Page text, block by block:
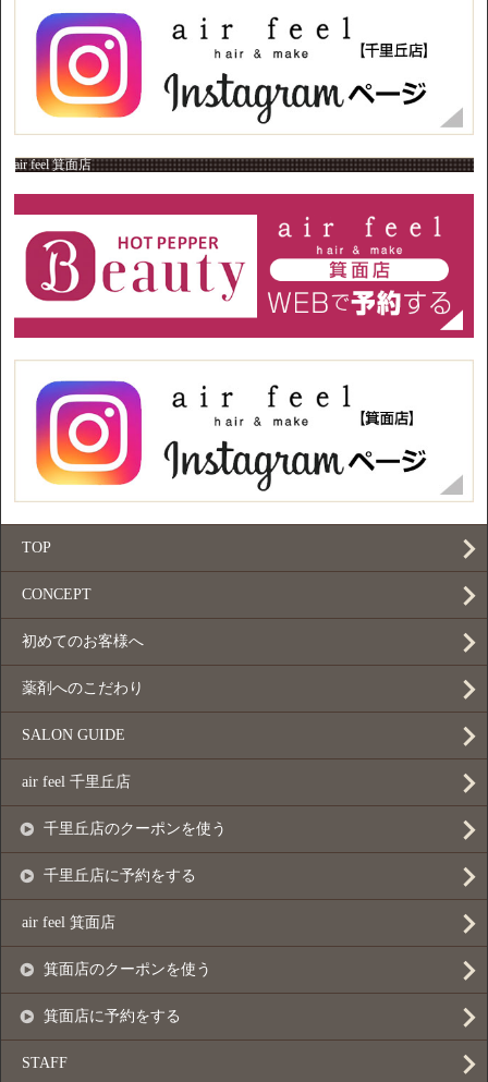
air feel 箕面店
TOP
CONCEPT
初めてのお客様へ
薬剤へのこだわり
SALON GUIDE
air feel 千里丘店
千里丘店のクーポンを使う
千里丘店に予約をする
air feel 箕面店
箕面店のクーポンを使う
箕面店に予約をする
STAFF